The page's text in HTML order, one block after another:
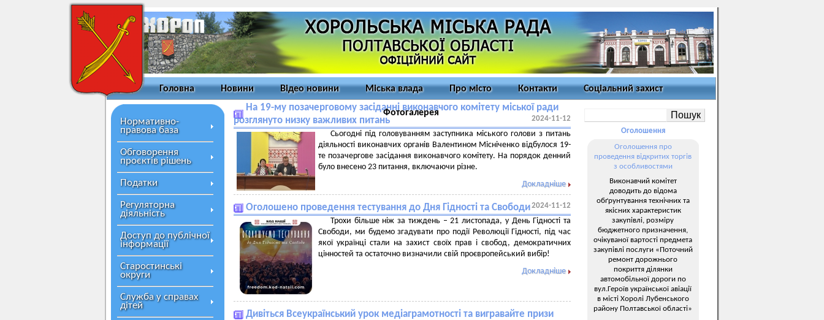
Головна Новини Відео новини Міська влада Про місто Контакти Соціальний захист
Фотогалерея
Нормативно-
правова база
Обговорення
проєктів рішень
Податки
Регуляторна
діяльність
Доступ до публічної
інформації
Старостинські
округи
Служба у справах
дітей
На 19-му позачерговому засіданні виконавчого комітету міської ради
розглянуто низку важливих питань
2024-11-12
Сьогодні під головуванням заступника міського голови з питань
діяльності виконавчих органів Валентином Місніченко відбулося 19-
те позачергове засідання виконавчого комітету. На порядок денний
було внесено 23 питання, включаючи різне.
Докладніше
Оголошено проведення тестування до Дня Гідності та Свободи2024-11-12
Трохи більше ніж за тиждень – 21 листопада, у День Гідності та
Свободи, ми будемо згадувати про події Революції Гідності, під час
якої українці стали на захист своїх прав і свобод, демократичних
цінностей та остаточно визначили свій проєвропейський вибір!
Докладніше
Дивіться Всеукраїнський урок медіаграмотності та вигравайте призи
Оголошення
Оголошення про
проведення відкритих торгів
з особливостями
Виконавчий комітет
доводить до відома
обґрунтування технічних та
якісних характеристик
закупівлі, розміру
бюджетного призначення,
очікуваної вартості предмета
закупівлі послуги «Поточний
ремонт дорожнього
покриття ділянки
автомобільної дороги по
вул.Героїв української авіації
в місті Хоролі Лубенського
району Полтавської області»